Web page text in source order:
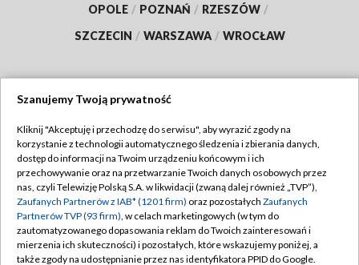
OPOLE / POZNAŃ / RZESZÓW /
SZCZECIN / WARSZAWA / WROCŁAW
TVP
Abonament TVP
Emisja w TVP
Centrum informacji TVP
Naziemna Telewizja Cyfrowa
Regulamin TVP
Polityka prywatności
Moje zgody
Pomoc
Szanujemy Twoją prywatność
Kliknij "Akceptuję i przechodzę do serwisu", aby wyrazić zgody na
korzystanie z technologii automatycznego śledzenia i zbierania danych,
dostęp do informacji na Twoim urządzeniu końcowym i ich
przechowywanie oraz na przetwarzanie Twoich danych osobowych przez
nas, czyli Telewizję Polską S.A. w likwidacji (zwaną dalej również „TVP”),
Zaufanych Partnerów z IAB* (1201 firm) oraz pozostałych Zaufanych
Partnerów TVP (93 firm), w celach marketingowych (w tym do
zautomatyzowanego dopasowania reklam do Twoich zainteresowań i
mierzenia ich skuteczności) i pozostałych, które wskazujemy poniżej, a
także zgody na udostępnianie przez nas identyfikatora PPID do Google.